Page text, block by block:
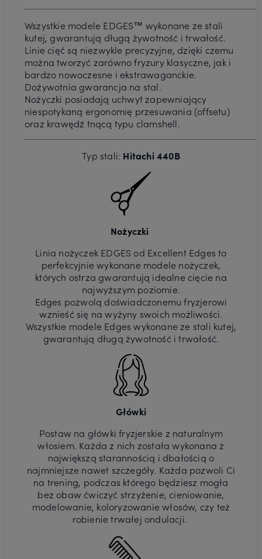
Wszystkie modele EDGES™ wykonane ze stali
kutej, gwarantują długą żywotność i trwałość.
Linie cięć są niezwykle precyzyjne, dzięki czemu
można tworzyć zarówno fryzury klasyczne, jak i
bardzo nowoczesne i ekstrawaganckie.
Dożywotnia gwarancja na stal.
Nożyczki posiadają uchwyt zapewniający
niespotykaną ergonomię przesuwania (offsetu)
oraz krawędź tnącą typu clamshell.
Typ stali: Hitachi 440B
Nożyczki
Linia nożyczek EDGES od Excellent Edges to
perfekcyjnie wykonane modele nożyczek,
których ostrza gwarantują idealne cięcie na
najwyższym poziomie.
Edges pozwolą doświadczonemu fryzjerowi
wznieść się na wyżyny swoich możliwości.
Wszystkie modele Edges wykonane ze stali kutej,
gwarantują długą żywotność i trwałość.
Główki
Postaw na główki fryzjerskie z naturalnym
włosiem. Każda z nich została wykonana z
największą starannością i dbałością o
najmniejsze nawet szczegóły. Każda pozwoli Ci
na trening, podczas którego będziesz mogła
bez obaw ćwiczyć strzyżenie, cieniowanie,
modelowanie, koloryzowanie włosów, czy też
robienie trwałej ondulacji.